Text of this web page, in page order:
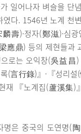
일어나자 벼슬을 단
다. 1546년 노계 천
壽)·정자(鄭滋)·심
應鼎) 등의 제현들과
로는 오익창(吳益昌
(言行錄)』·『성리
재 『노계집(蘆溪集)
명은 중국의 도연명(